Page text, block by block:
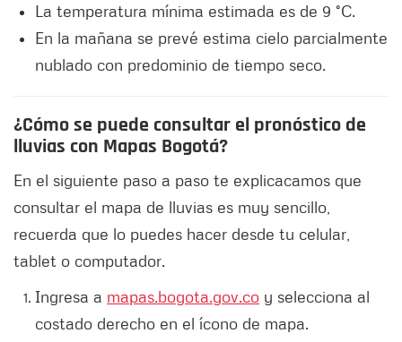
La temperatura mínima estimada es de 9 °C.
En la mañana se prevé estima cielo parcialmente
nublado con predominio de tiempo seco.
¿Cómo se puede consultar el pronóstico de
lluvias con Mapas Bogotá?
En el siguiente paso a paso te explicacamos que
consultar el mapa de lluvias es muy sencillo,
recuerda que lo puedes hacer desde tu celular,
tablet o computador.
Ingresa a mapas.bogota.gov.co y selecciona al
costado derecho en el ícono de mapa.